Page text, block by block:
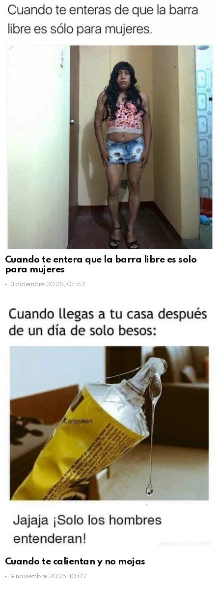
Cuando te entera que la barra libre es solo
para mujeres
3 diciembre 2025, 07:52
Cuando te calientan y no mojas
9 noviembre 2025, 10:02